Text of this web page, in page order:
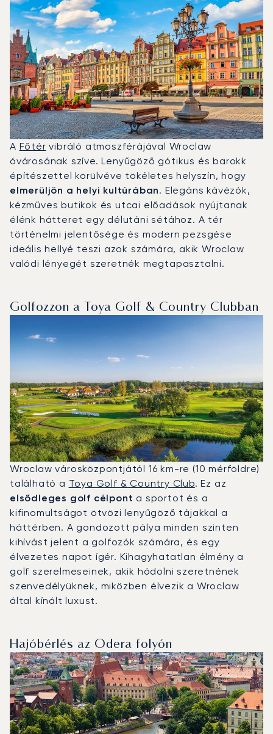
A Főtér vibráló atmoszférájával Wroclaw
óvárosának szíve. Lenyűgöző gótikus és barokk
építészettel körülvéve tökéletes helyszín, hogy
elmerüljön a helyi kultúrában. Elegáns kávézók,
kézműves butikok és utcai előadások nyújtanak
élénk hátteret egy délutáni sétához. A tér
történelmi jelentősége és modern pezsgése
ideális hellyé teszi azok számára, akik Wroclaw
valódi lényegét szeretnék megtapasztalni.
Golfozzon a Toya Golf & Country Clubban
Wroclaw városközpontjától 16 km-re (10 mérföldre)
található a Toya Golf & Country Club. Ez az
elsődleges golf célpont a sportot és a
kifinomultságot ötvözi lenyűgöző tájakkal a
háttérben. A gondozott pálya minden szinten
kihívást jelent a golfozók számára, és egy
élvezetes napot ígér. Kihagyhatatlan élmény a
golf szerelmeseinek, akik hódolni szeretnének
szenvedélyüknek, miközben élvezik a Wroclaw
által kínált luxust.
Hajóbérlés az Odera folyón